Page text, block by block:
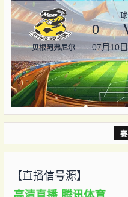
贝根阿弗尼尔
0
07月10
【直播信号源】